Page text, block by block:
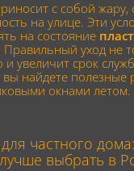
с собой
на улице. Эти
на состояние
Правильный уход не
и увеличит срок
вы найдете полезные
окнами летом.
частного
выбрать в